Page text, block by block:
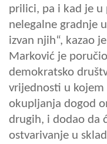
prilici, pa i kad je u
nelegalne gradnje
izvan njih“, kazao
Marković je
demokratsko
vrijednosti u kojem
okupljanja dogod
drugih, i dodao da
ostvarivanje u